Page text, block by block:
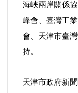
環境/資源/能源
交通運輸
海峽兩岸關係
峰會、臺灣工
會、天津市臺
持。
天津市政府新